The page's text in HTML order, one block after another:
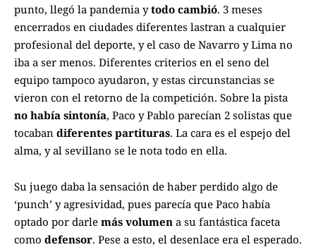
punto, llegó la pandemia ytodo cambió. 3 meses
encerrados en ciudades diferentes lastran a cualquier
profesional del deporte, y el caso de Navarro y Lima no
iba a ser menos. Diferentes criterios en el seno del
equipo tampoco ayudaron, y estas circunstancias se
vieron con el retorno de la competición. Sobre la pista
no había sintonía, Paco y Pablo parecían 2 solistas que
tocaban diferentes partituras. La cara es el espejo del
alma, y al sevillano se le nota todo en ella.
Su juego daba la sensación de haber perdido algo de
‘punch’ y agresividad, pues parecía que Paco había
optado por darle más volumen a su fantástica faceta
como defensor. Pese a esto, el desenlace era el esperado.